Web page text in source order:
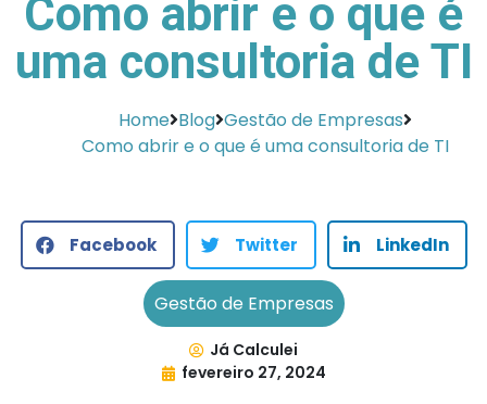
Como abrir e o que é
uma consultoria de TI
Home Blog Gestão de Empresas
Como abrir e o que é uma consultoria de TI
Facebook Twitter LinkedIn
Gestão de Empresas
Já Calculei
fevereiro 27, 2024